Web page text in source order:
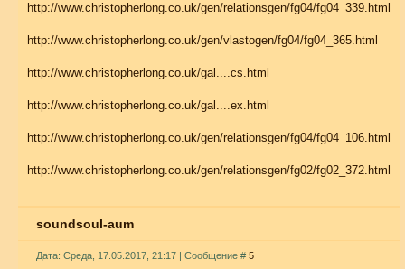
http://www.christopherlong.co.uk/gen/relationsgen/fg04/fg04_339.html
http://www.christopherlong.co.uk/gen/vlastogen/fg04/fg04_365.html
http://www.christopherlong.co.uk/gal....cs.html
http://www.christopherlong.co.uk/gal....ex.html
http://www.christopherlong.co.uk/gen/relationsgen/fg04/fg04_106.html
http://www.christopherlong.co.uk/gen/relationsgen/fg02/fg02_372.html
soundsoul-aum
Дата: Среда, 17.05.2017, 21:17 | Сообщение # 5